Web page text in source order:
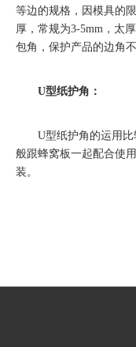
等边的规格，因模具的
厚，常规为3-5mm，太
包角，保护产品的边角不
U型纸护角：
U型纸护角的运用
般跟蜂窝板一起配合使
装。